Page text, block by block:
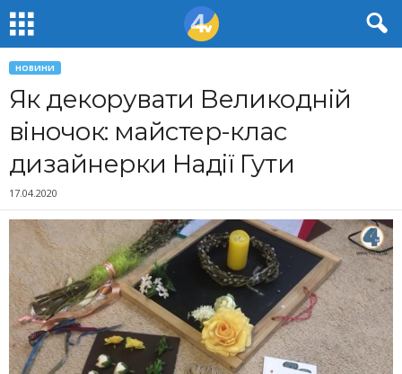
НОВИНИ
Як декорувати Великодній
віночок: майстер-клас
дизайнерки Надії Гути
17.04.2020